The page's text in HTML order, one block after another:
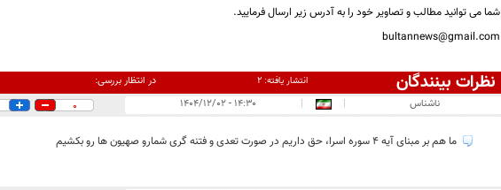
شما می توانید مطالب و تصاویر خود را به آدرس زیر ارسال فرمایید.
bultannews@gmail.com
نظرات بینندگان انتشار یافته:۲ در انتظار بررسی:
ناشناس |
| ۱۴:۳۰ - ۱۴۰۴/۱۲/۰۲ 0
ما هم بر مبنای آیه 4 سوره اسرا، حق داریم در صورت تعدی و فتنه گری شمارو صهیون ها رو بکشیم